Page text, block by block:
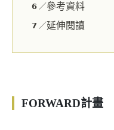
𝟲 ／參考資料
𝟳 ／延伸閱讀
FORWARD計畫